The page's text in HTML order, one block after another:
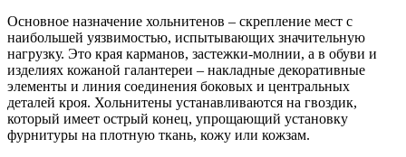
Основное назначение хольнитенов – скрепление мест с
наибольшей уязвимостью, испытывающих значительную
нагрузку. Это края карманов, застежки-молнии, а в обуви и
изделиях кожаной галантереи – накладные декоративные
элементы и линия соединения боковых и центральных
деталей кроя. Хольнитены устанавливаются на гвоздик,
который имеет острый конец, упрощающий установку
фурнитуры на плотную ткань, кожу или кожзам.